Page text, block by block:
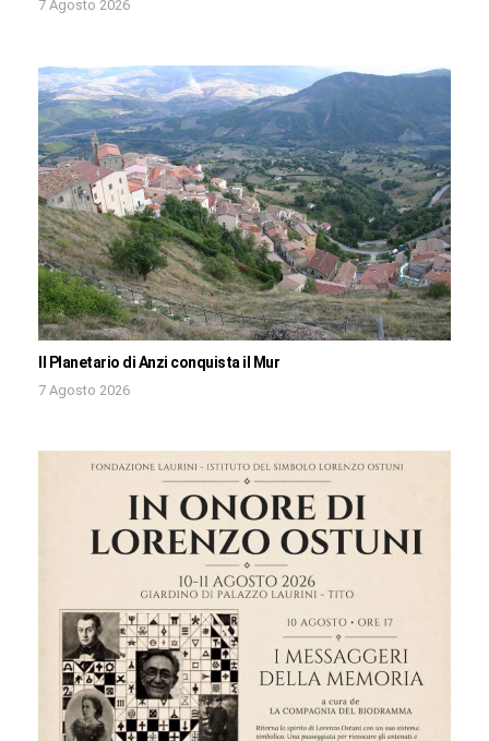
7 Agosto 2026
Il Planetario di Anzi conquista il Mur
7 Agosto 2026